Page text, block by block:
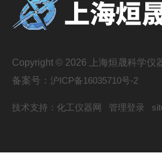
Copyright © 2026 上海烜晟科学仪
备案号： 沪ICP备16035710号-2
技术支持： 化工仪器网 管理登录